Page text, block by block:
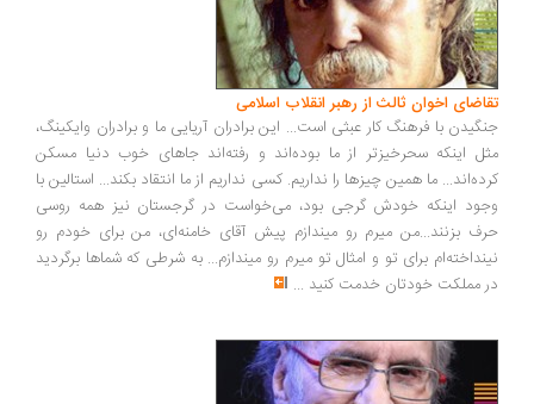
اخوان ثالث از رهبر انقلاب اسلامی
با فرهنگ کار عبثی است... این برادران آریایی ما و برادران وایکینگ،
اینکه سحرخیزتر از ما بوده‌اند و رفته‌اند جاهای خوب دنیا مسکن
ما همین چیزها را نداریم. کسی نداریم از ما انتقاد بکند... استالین با
اینکه خودش گرجی بود، می‌خواست در گرجستان نیز همه روسی
بزنند...من میرم رو میندازم پیش آقای خامنه‌ای، من برای خودم رو
برای تو و امثال تو میرم رو میندازم... به شرطی که شماها برگردید
مملکت خودتان خدمت کنید...